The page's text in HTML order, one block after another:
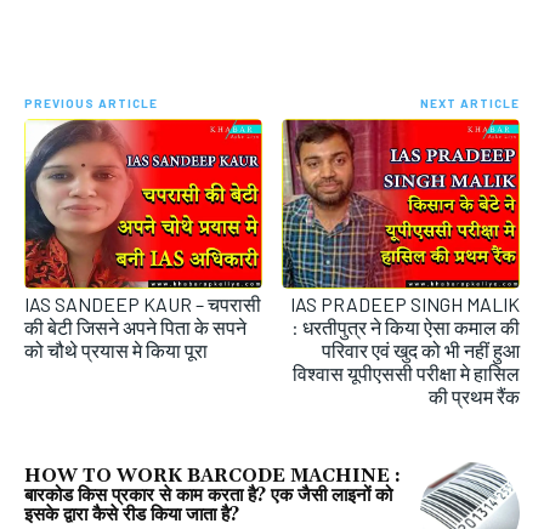
PREVIOUS ARTICLE
IAS SANDEEP KAUR – चपरासी
की बेटी जिसने अपने पिता के सपने
को चौथे प्रयास मे किया पूरा
NEXT ARTICLE
IAS PRADEEP SINGH MALIK
: धरतीपुत्र ने किया ऐसा कमाल की
परिवार एवं खुद को भी नहीं हुआ
विश्वास यूपीएससी परीक्षा मे हासिल
की प्रथम रैंक
HOW TO WORK BARCODE MACHINE :
बारकोड किस प्रकार से काम करता है? एक जैसी लाइनों को
इसके द्वारा कैसे रीड किया जाता है?